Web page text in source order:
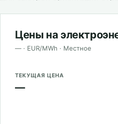
Цены на
— · EUR/MWh · Местное
ТЕКУЩАЯ ЦЕНА
—